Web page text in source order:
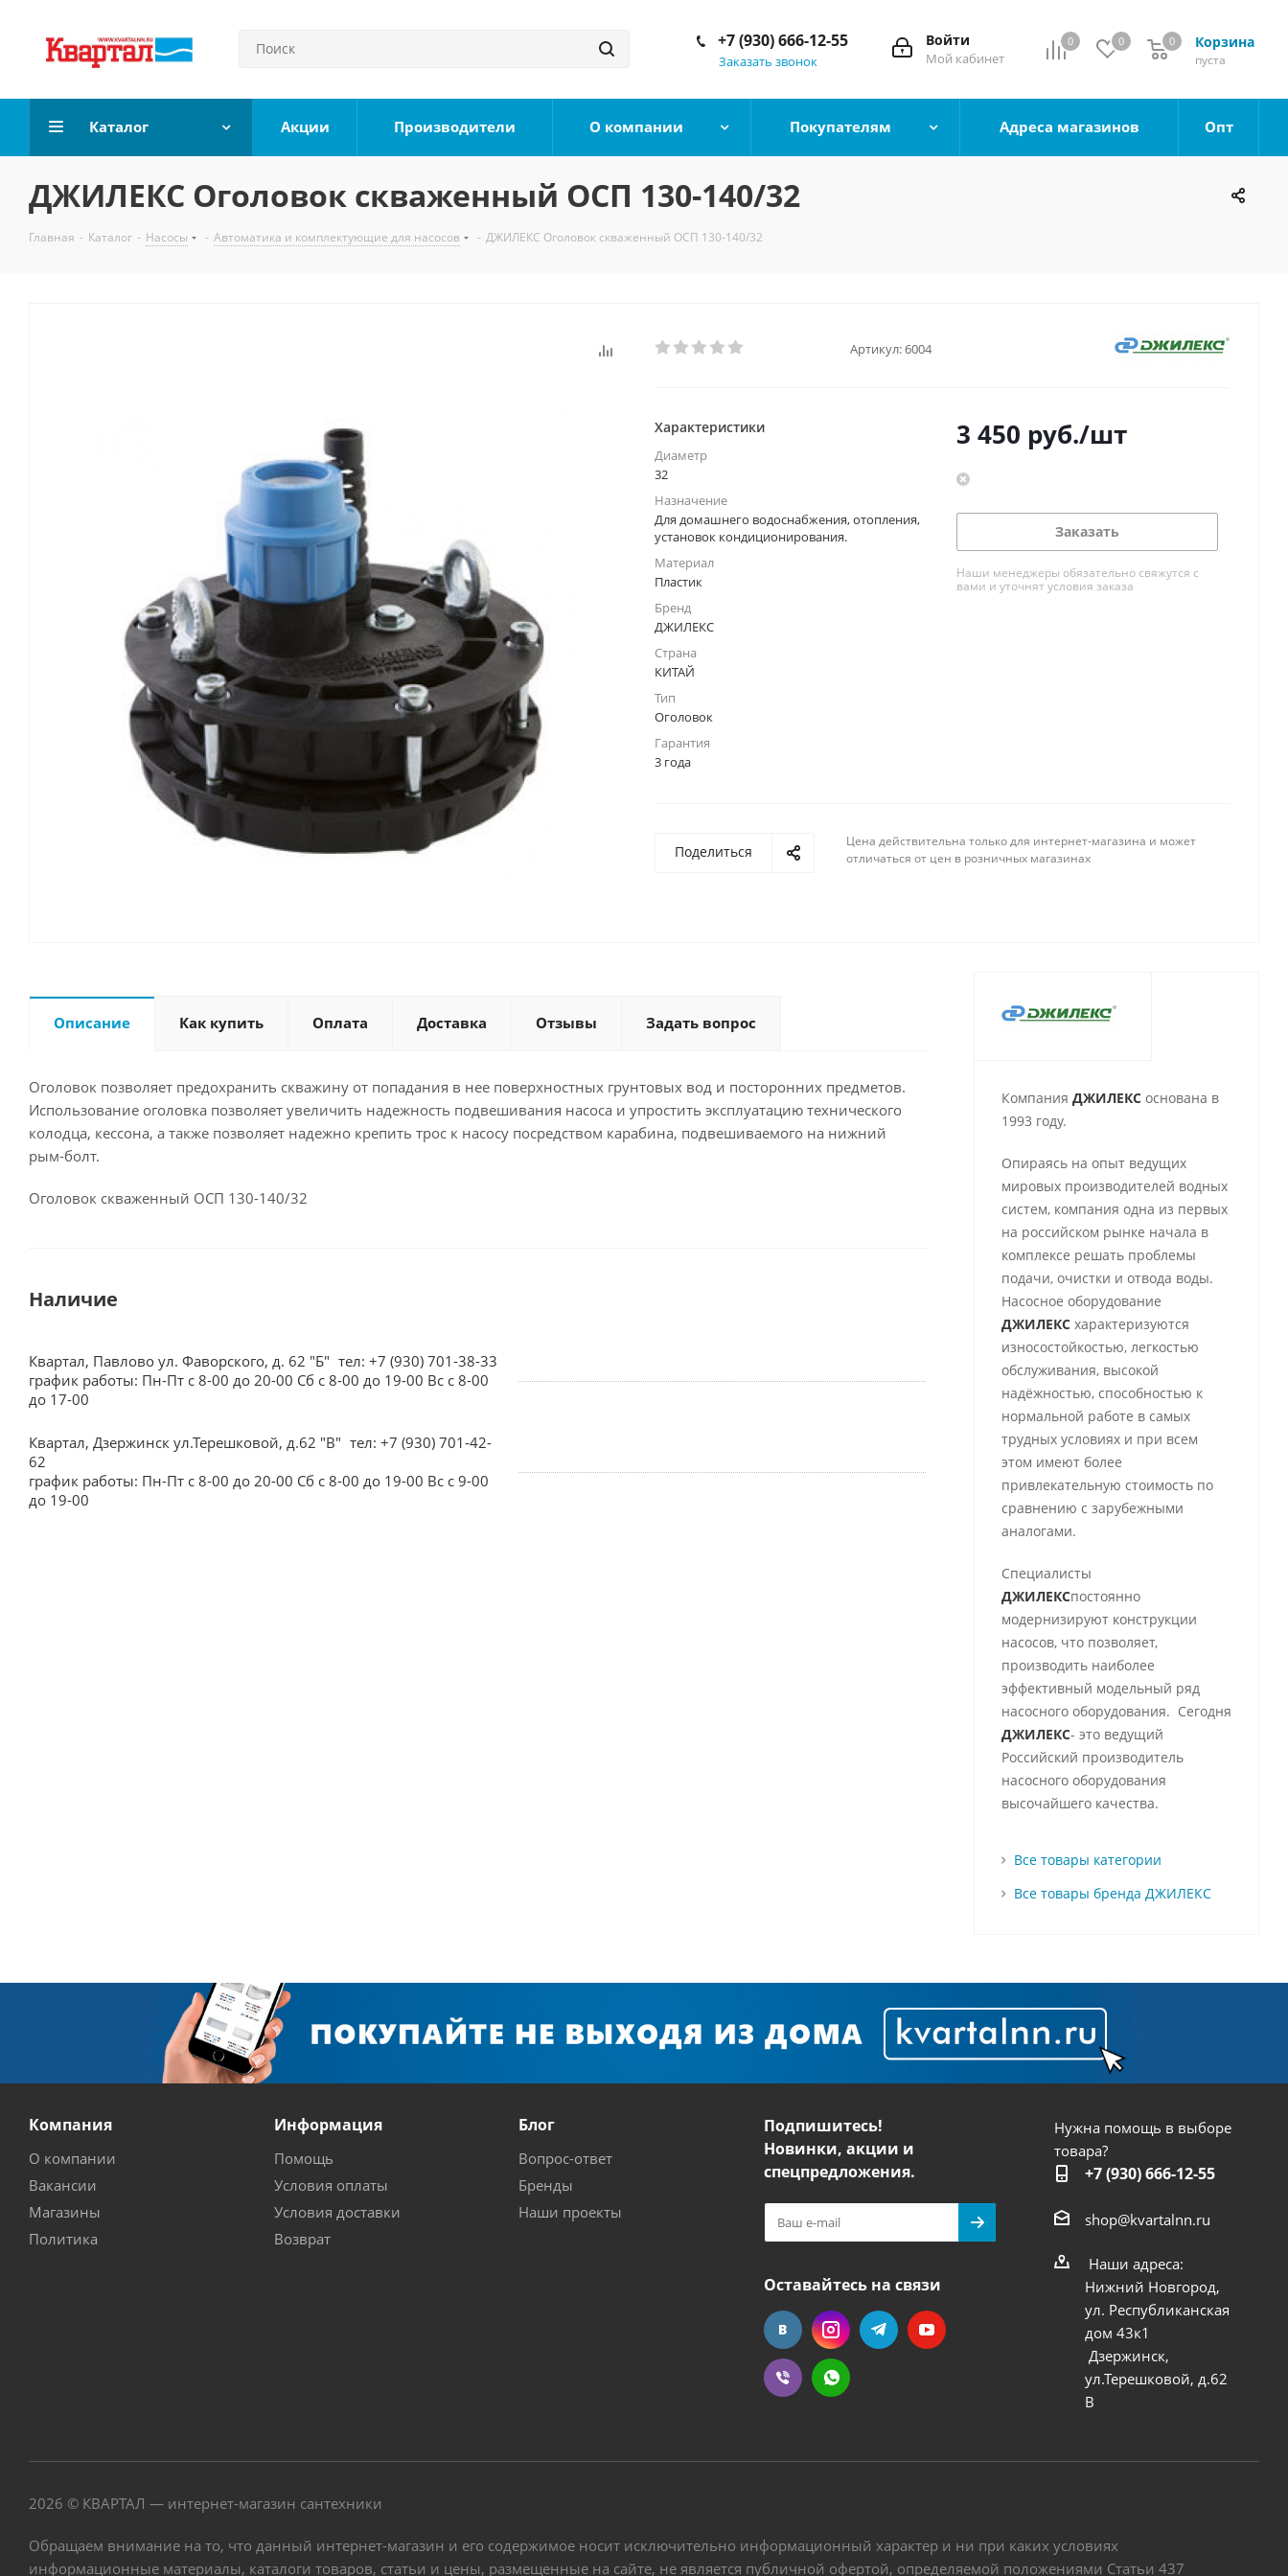
0 0 Корзина
0
пуста
0
Войти
Мой кабинет
+7 (930) 666-12-55
Заказать звонок
Каталог Акции Производители О компании Покупателям Адреса магазинов Опт
ДЖИЛЕКС Оголовок скваженный ОСП 130-140/32
Главная - Каталог - Насосы - Автоматика и комплектующие для насосов - ДЖИЛЕКС Оголовок скваженный ОСП 130-140/32
Артикул:6004
Характеристики
Диаметр
32
Назначение
Для домашнего водоснабжения, отопления,
установок кондиционирования.
Материал
Пластик
Бренд
ДЖИЛЕКС
Страна
КИТАЙ
Тип
Оголовок
Гарантия
3 года
3 450 руб./шт
Заказать
Наши менеджеры обязательно свяжутся с
вами и уточнят условия заказа
Поделиться
Цена действительна только для интернет-магазина и может
отличаться от цен в розничных магазинах
Описание Как купить Оплата Доставка Отзывы Задать вопрос
Оголовок позволяет предохранить скважину от попадания в нее поверхностных грунтовых вод и посторонних предметов.
Использование оголовка позволяет увеличить надежность подвешивания насоса и упростить эксплуатацию технического
колодца, кессона, а также позволяет надежно крепить трос к насосу посредством карабина, подвешиваемого на нижний
рым-болт.
Оголовок скваженный ОСП 130-140/32
Наличие
Квартал, Павлово ул. Фаворского, д. 62 "Б" тел: +7 (930) 701-38-33
график работы: Пн-Пт с 8-00 до 20-00 Сб с 8-00 до 19-00 Вс с 8-00
до 17-00
Квартал, Дзержинск ул.Терешковой, д.62 "В" тел: +7 (930) 701-42-
62
график работы: Пн-Пт с 8-00 до 20-00 Сб с 8-00 до 19-00 Вс с 9-00
до 19-00
Компания ДЖИЛЕКСоснована в
1993 году.
Опираясь на опыт ведущих
мировых производителей водных
систем, компания одна из первых
на российском рынке начала в
комплексе решать проблемы
подачи, очистки и отвода воды.
Насосное оборудование
ДЖИЛЕКС характеризуются
износостойкостью, легкостью
обслуживания, высокой
надёжностью, способностью к
нормальной работе в самых
трудных условиях и при всем
этом имеют более
привлекательную стоимость по
сравнению с зарубежными
аналогами.
Специалисты
ДЖИЛЕКСпостоянно
модернизируют конструкции
насосов, что позволяет,
производить наиболее
эффективный модельный ряд
насосного оборудования. Сегодня
ДЖИЛЕКС- это ведущий
Российский производитель
насосного оборудования
высочайшего качества.
Все товары категории
Все товары бренда ДЖИЛЕКС
Компания
О компании
Вакансии
Магазины
Политика
Информация
Помощь
Условия оплаты
Условия доставки
Возврат
Блог
Вопрос-ответ
Бренды
Наши проекты
Подпишитесь!
Новинки, акции и
спецпредложения.
Оставайтесь на связи
Нужна помощь в выборе
товара?
+7 (930) 666-12-55
shop@kvartalnn.ru
Наши адреса:
Нижний Новгород,
ул. Республиканская
дом 43к1
Дзержинск,
ул.Терешковой, д.62
В
2026 © КВАРТАЛ — интернет-магазин сантехники
Обращаем внимание на то, что данный интернет-магазин и его содержимое носит исключительно информационный характер и ни при каких условиях
информационные материалы, каталоги товаров, статьи и цены, размещенные на сайте, не является публичной офертой, определяемой положениями Статьи 437